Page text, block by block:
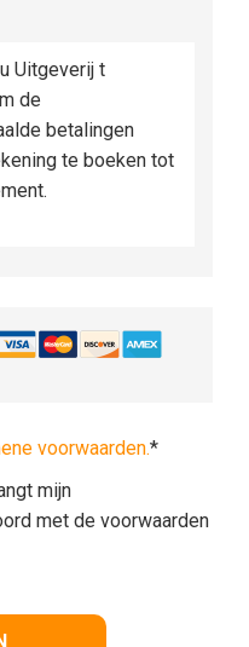
Uitgeverij t
de
betalingen
te boeken tot
voorwaarden.*
mijn
met de voorwaarden